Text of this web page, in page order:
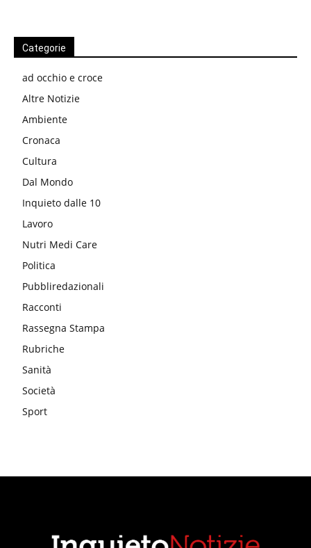
Categorie
ad occhio e croce
Altre Notizie
Ambiente
Cronaca
Cultura
Dal Mondo
Inquieto dalle 10
Lavoro
Nutri Medi Care
Politica
Pubbliredazionali
Racconti
Rassegna Stampa
Rubriche
Sanità
Società
Sport